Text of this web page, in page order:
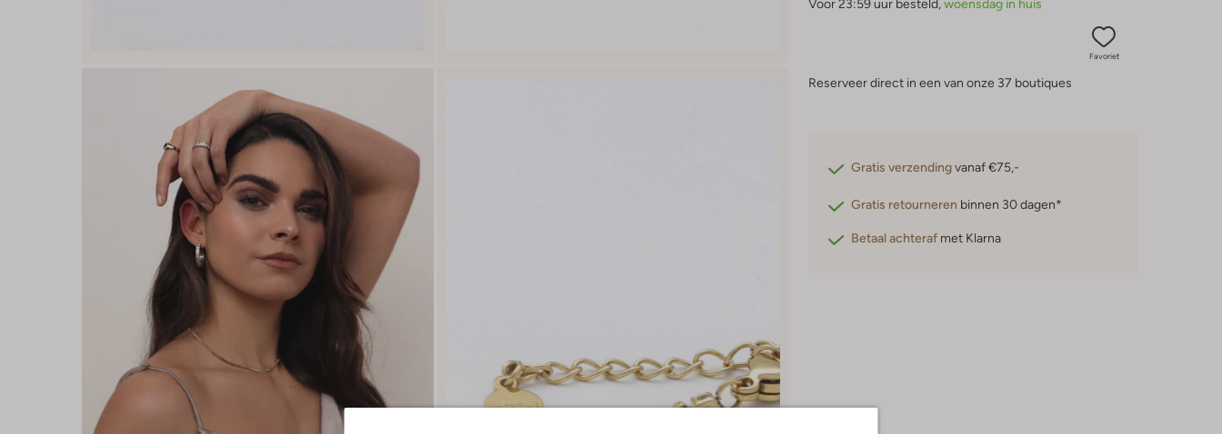
Voor 23:59 uur besteld, woensdag in huis
Favoriet
Reserveer direct in een van onze 37 boutiques
Gratis verzendingvanaf €75,-
Gratis retourneren binnen 30 dagen*
Betaal achteraf met Klarna